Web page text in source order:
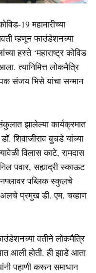
19 महामारीच्या
म्हणून फाउंडेशनच्या
हस्ते ‘महाराष्ट्र कोविड
त्यानिमित्त लोकमैत्रि
संजय भिसे यांचा सन्मान
झालेल्या कार्यक्रमात
शिवाजीराव बुचडे यांच्या
विलास काटे, रामदास
पवार, सह्याद्री स्काऊट
पब्लिक स्कुलचे
प्रमुख डी. एम. चव्हाण
वतीने लोकमैत्रि
आली होती. ही झाडे आता
पहाणी करून समाधान